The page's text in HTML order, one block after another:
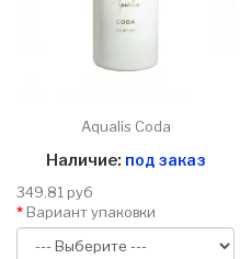
Aqualis Coda
Наличие: под заказ
349.81 руб
Вариант упаковки